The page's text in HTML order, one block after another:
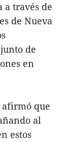
a través de
de Nueva
de
en
afirmó que
al
estos